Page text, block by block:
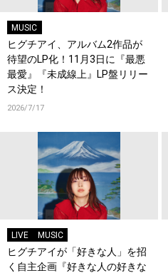
MUSIC
ヒグチアイ、アルバム2作品が
待望のLP化！11月3日に『最悪
最愛』『未成線上』LP盤リリー
ス決定！
2026/7/17
LIVE MUSIC
ヒグチアイが「好きな人」を招
く自主企画『好きな人の好きな